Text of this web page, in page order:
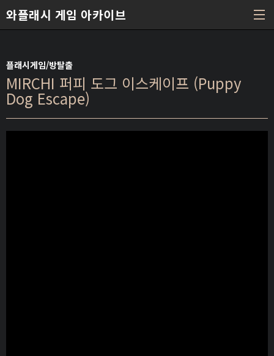
와플래시 게임 아카이브
플래시게임/방탈출
MIRCHI 퍼피 도그 이스케이프 (Puppy
Dog Escape)